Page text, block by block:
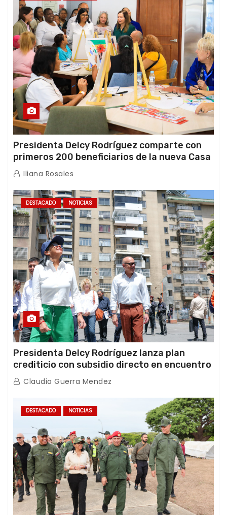
Presidenta Delcy Rodríguez comparte con
primeros 200 beneficiarios de la nueva Casa
de los Abuelos “La Primavera” en Caracas
Iliana Rosales
DESTACADO NOTICIAS
Presidenta Delcy Rodríguez lanza plan
crediticio con subsidio directo en encuentro
con Juntas de Condominio
Claudia Guerra Mendez
DESTACADO NOTICIAS